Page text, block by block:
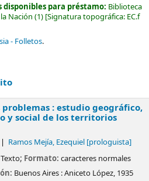
disponibles para préstamo: Biblioteca
Nación (1) Signatura topográfica: EC.f
- Folletos.
problemas : estudio geográfico,
y social de los territorios
Ramos Mejía, Ezequiel[prologuista]
Texto; Formato: caracteres normales
Buenos Aires :Aniceto López, 1935